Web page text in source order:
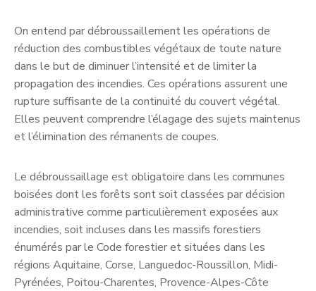
On entend par débroussaillement les opérations de
réduction des combustibles végétaux de toute nature
dans le but de diminuer l’intensité et de limiter la
propagation des incendies. Ces opérations assurent une
rupture suffisante de la continuité du couvert végétal.
Elles peuvent comprendre l’élagage des sujets maintenus
et l’élimination des rémanents de coupes.
Le débroussaillage est obligatoire dans les communes
boisées dont les forêts sont soit classées par décision
administrative comme particulièrement exposées aux
incendies, soit incluses dans les massifs forestiers
énumérés par le Code forestier et situées dans les
régions Aquitaine, Corse, Languedoc-Roussillon, Midi-
Pyrénées, Poitou-Charentes, Provence-Alpes-Côte